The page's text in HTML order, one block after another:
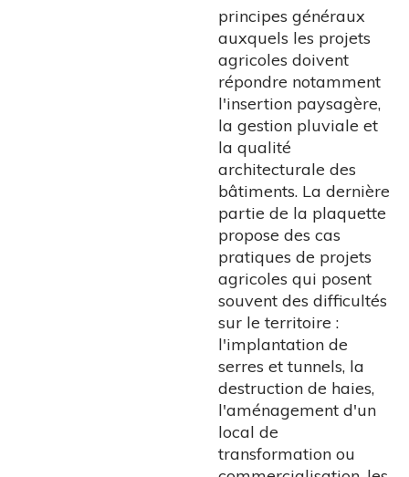
principes généraux
auxquels les projets
agricoles doivent
répondre notamment
l'insertion paysagère,
la gestion pluviale et
la qualité
architecturale des
bâtiments. La dernière
partie de la plaquette
propose des cas
pratiques de projets
agricoles qui posent
souvent des difficultés
sur le territoire :
l'implantation de
serres et tunnels, la
destruction de haies,
l'aménagement d'un
local de
transformation ou